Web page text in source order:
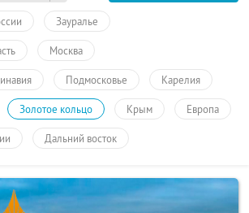
Зауралье
Москва
Подмосковье Карелия
Золотое кольцо Крым Европа
Дальний восток